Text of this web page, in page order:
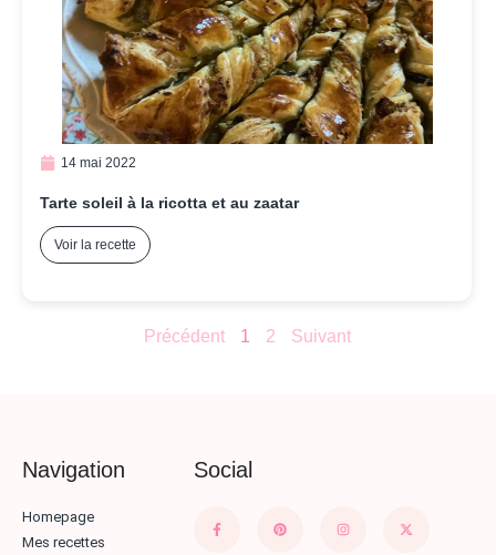
14 mai 2022
Tarte soleil à la ricotta et au zaatar
Voir la recette
Précédent 1 2 Suivant
Navigation
Homepage
Mes recettes
Social